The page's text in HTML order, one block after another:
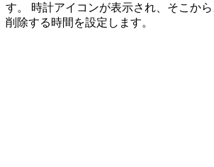
す。 時計アイコンが表示され、そこか
削除する時間を設定します。